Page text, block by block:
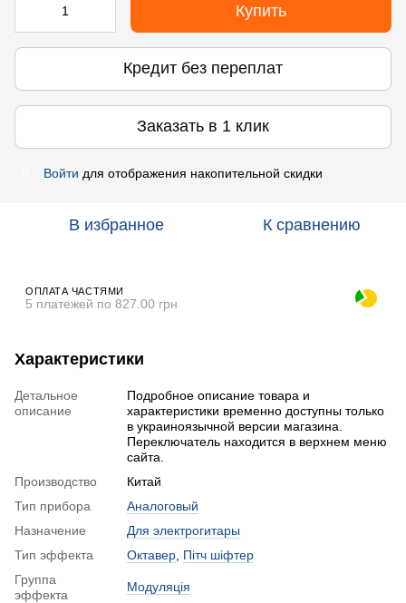
Купить
Кредит без переплат
Заказать в 1 клик
Войти для отображения накопительной скидки
В избранное К сравнению
ОПЛАТА ЧАСТЯМИ
5 платежей по 827.00 грн
Характеристики
Детальное
описание
Подробное описание товара и
характеристики временно доступны только
в украиноязычной версии магазина.
Переключатель находится в верхнем меню
сайта.
Производство
Китай
Тип прибора
Аналоговый
Назначение
Для электрогитары
Тип эффекта
Октавер Пітч шіфтер
Группа
эффекта
Модуляція